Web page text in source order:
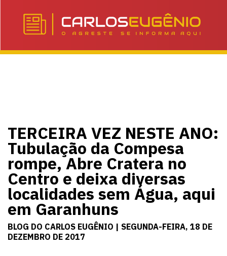
TERCEIRA VEZ NESTE ANO:
Tubulação da Compesa
rompe, Abre Cratera no
Centro e deixa diversas
localidades sem Água, aqui
em Garanhuns
BLOG DO CARLOS EUGÊNIO | SEGUNDA-FEIRA, 18 DE
DEZEMBRO DE 2017